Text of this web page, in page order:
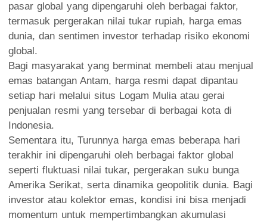
pasar global yang dipengaruhi oleh berbagai faktor,
termasuk pergerakan nilai tukar rupiah, harga emas
dunia, dan sentimen investor terhadap risiko ekonomi
global.
Bagi masyarakat yang berminat membeli atau menjual
emas batangan Antam, harga resmi dapat dipantau
setiap hari melalui situs Logam Mulia atau gerai
penjualan resmi yang tersebar di berbagai kota di
Indonesia.
Sementara itu, Turunnya harga emas beberapa hari
terakhir ini dipengaruhi oleh berbagai faktor global
seperti fluktuasi nilai tukar, pergerakan suku bunga
Amerika Serikat, serta dinamika geopolitik dunia. Bagi
investor atau kolektor emas, kondisi ini bisa menjadi
momentum untuk mempertimbangkan akumulasi